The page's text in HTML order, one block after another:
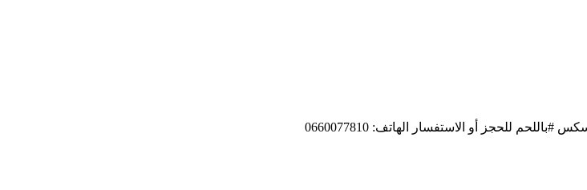
للحجز أو الاستفسار الهاتف: 0660077810